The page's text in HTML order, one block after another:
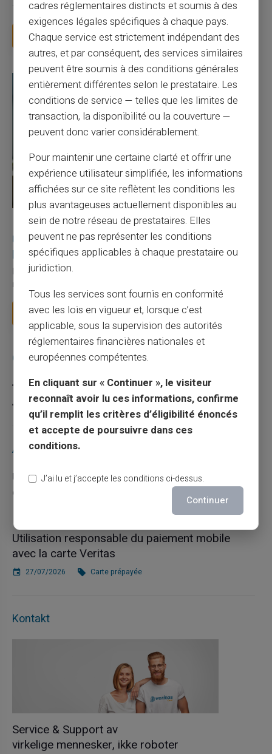
facture 50 € par an pour une carte que vo...
Lire la suite
27/07/2026 Veritas Carte prépayée
Utilisation responsable du paiement mobile avec
la carte Veritas
Le paiement mobile s'est imposé dans les habitudes quotidiennes,
mais il appelle des réflexes pour é...
Lire la suite
Catégories
Carte prépayée
Escroquerie
Articles récents
Une carte bancaire gratuite sans compte, ça
existe ?
Utilisation responsable du paiement mobile
avec la carte Veritas
27/07/2026 Carte prépayée
Kontakt
Service & Support av
virkelige mennesker, ikke roboter
cadres réglementaires distincts et soumis à des
exigences légales spécifiques à chaque pays.
Chaque service est strictement indépendant des
autres, et par conséquent, des services similaires
peuvent être soumis à des conditions générales
entièrement différentes selon le prestataire. Les
conditions de service — telles que les limites de
transaction, la disponibilité ou la couverture —
peuvent donc varier considérablement.
Pour maintenir une certaine clarté et offrir une
expérience utilisateur simplifiée, les informations
affichées sur ce site reflètent les conditions les
plus avantageuses actuellement disponibles au
sein de notre réseau de prestataires. Elles
peuvent ne pas représenter les conditions
spécifiques applicables à chaque prestataire ou
juridiction.
Tous les services sont fournis en conformité
avec les lois en vigueur et, lorsque c’est
applicable, sous la supervision des autorités
réglementaires financières nationales et
européennes compétentes.
En cliquant sur « Continuer », le visiteur
reconnaît avoir lu ces informations, confirme
qu’il remplit les critères d’éligibilité énoncés
et accepte de poursuivre dans ces
conditions.
J’ai lu et j’accepte les conditions ci-dessus.
Continuer